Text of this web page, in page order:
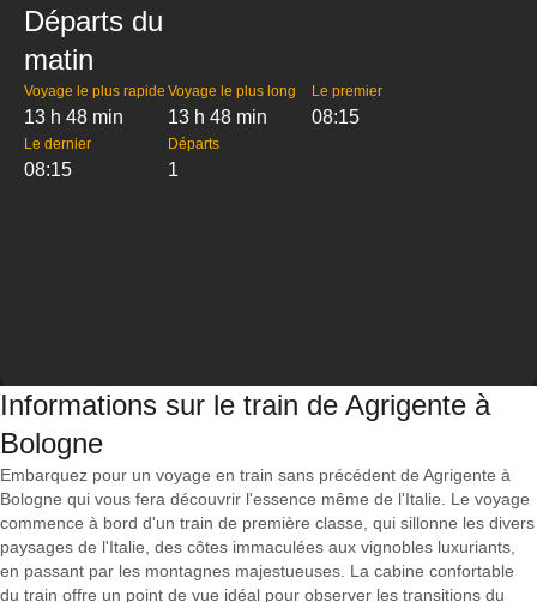
Départs du
matin
Voyage le plus rapide
13 h 48 min
Voyage le plus long
13 h 48 min
Le premier
08:15
Le dernier
08:15
Départs
1
Informations sur le train de Agrigente à
Bologne
Embarquez pour un voyage en train sans précédent de Agrigente à
Bologne qui vous fera découvrir l'essence même de l'Italie. Le voyage
commence à bord d'un train de première classe, qui sillonne les divers
paysages de l'Italie, des côtes immaculées aux vignobles luxuriants,
en passant par les montagnes majestueuses. La cabine confortable
du train offre un point de vue idéal pour observer les transitions du